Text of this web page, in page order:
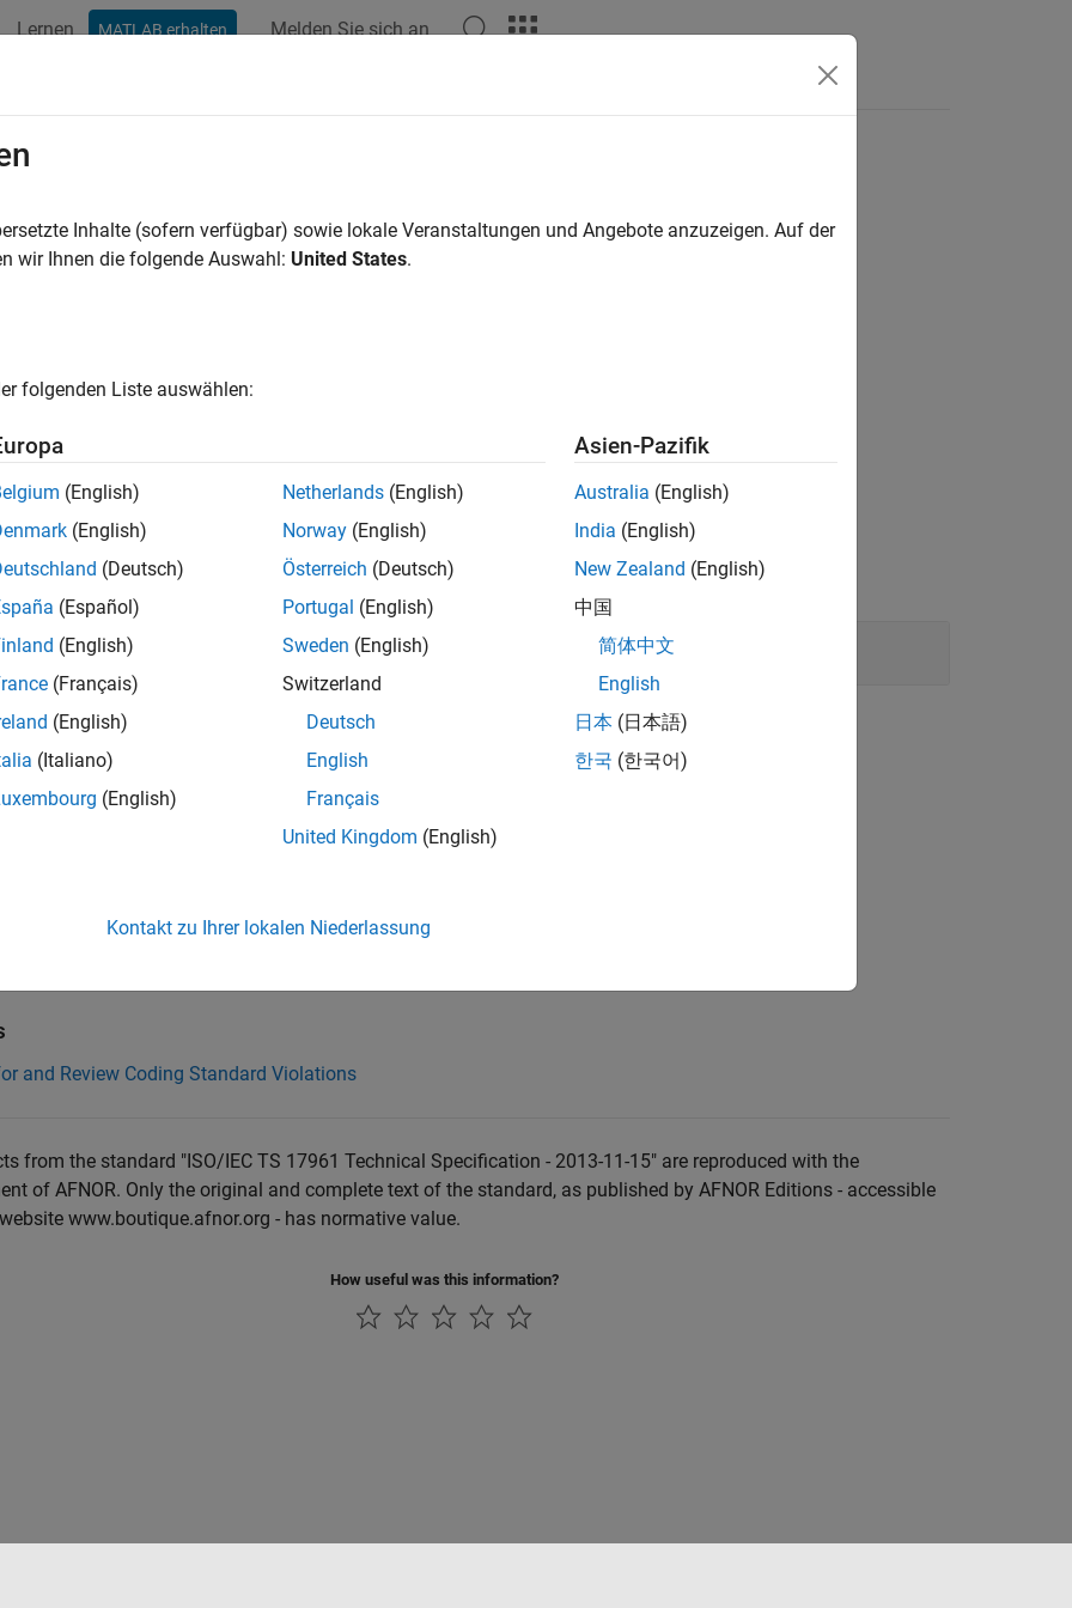
Lernen MATLAB erhalten Melden Sie sich an
Answers
TS 17961 [invfmtstr]
format strings
checks forFormat string specifiers and arguments mismatch .
all
string specifiers and arguments mismatch
Information
History
and Review Coding Standard Violations
from the standard "ISO/IEC TS 17961 Technical Specification - 2013-11-15" are reproduced with the
of AFNOR. Only the original and complete text of the standard, as published by AFNOR Editions - accessible
www.boutique.afnor.org - has normative value.
How useful was this information?
Inhalte (sofern verfügbar) sowie lokale Veranstaltungen und Angebote anzuzeigen. Auf der
wir Ihnen die folgende Auswahl: United States.
folgenden Liste auswählen:
(English)
(English)
(Deutsch)
(Español)
(English)
(Français)
(English)
(Italiano)
(English)
Netherlands (English)
Norway (English)
Österreich (Deutsch)
Portugal (English)
Sweden (English)
Switzerland
Deutsch
English
Français
United Kingdom (English)
Asien-Pazifik
Australia (English)
India (English)
New Zealand (English)
中国
简体中文
English
日本 (日本語)
한국 (한국어)
Kontakt zu Ihrer lokalen Niederlassung